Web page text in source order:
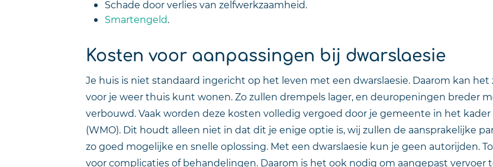
Schade door verlies van zelfwerkzaamheid.
Smartengeld.
Kosten voor aanpassingen bij dwarslaesie
Je huis is niet standaard ingericht op het leven met een dwarslaesie. Daarom kan
voor je weer thuis kunt wonen. Zo zullen drempels lager, en deuropeningen breder
verbouwd. Vaak worden deze kosten volledig vergoed door je gemeente in het
(WMO). Dit houdt alleen niet in dat dit je enige optie is, wij zullen de aansprakelijke
zo goed mogelijke en snelle oplossing. Met een dwarslaesie kun je geen autorijden.
voor complicaties of behandelingen. Daarom is het ook nodig om aangepast vervoer